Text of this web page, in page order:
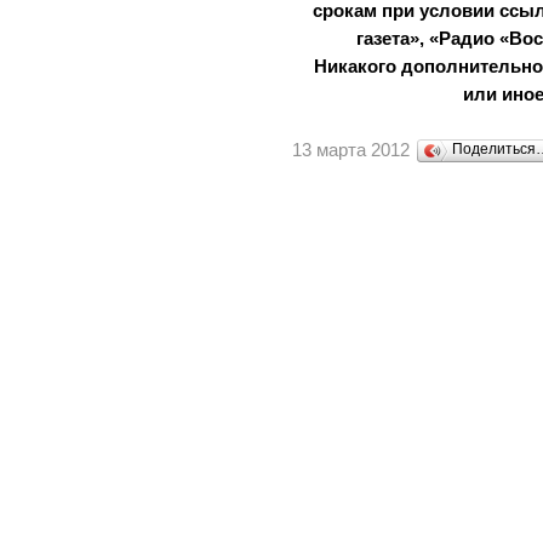
срокам при условии
газета», «Радио
Никакого
или
13 марта 2012